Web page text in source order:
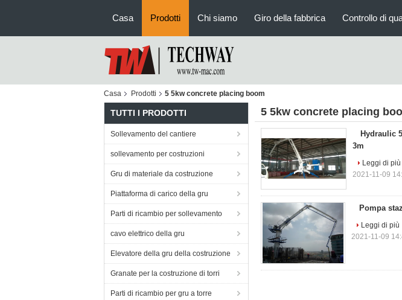
Casa Prodotti Chi siamo Giro della fabbrica Controllo di
Casa Prodotti 5 5kw concrete placing boom
TUTTI I PRODOTTI
Sollevamento del cantiere
sollevamento per costruzioni
Gru di materiale da costruzione
Piattaforma di carico della gru
Parti di ricambio per sollevamento
cavo elettrico della gru
Elevatore della gru della costruzione
Granate per la costruzione di torri
Parti di ricambio per gru a torre
5 5kw concrete placing
Hydraulic
3m
Leggi di più
2021-11-09
Pompa
Leggi di più
2021-11-09